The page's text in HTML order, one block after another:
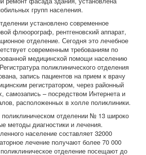
групп населения.
установлено современное
флюорограф, рентгеновский аппарат,
отделение. Сегодня это лечебное
современным требованиям по
медицинской помощи населению
поликлинического отделения
запись пациентов на прием к врачу
регистратором, через районный
самозапись – посредством Интернета и
расположенных в холле поликлиники.
отделении № 13 широко
методы диагностики и лечения.
население составляет 32000
лечение получают более 70 000
отделение посещают до